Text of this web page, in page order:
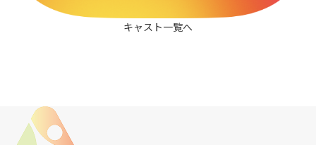
キャスト一覧へ